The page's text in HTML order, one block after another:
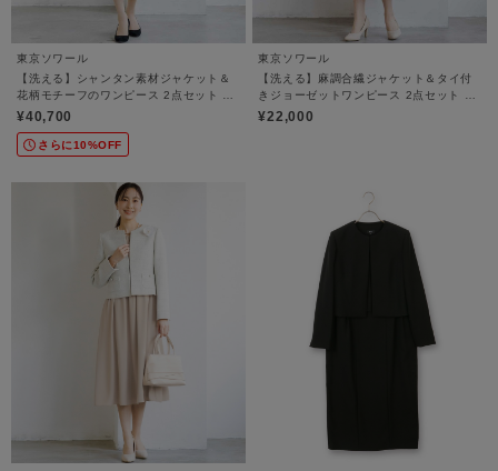
東京ソワール
【洗える】シャンタン素材ジャケット＆
花柄モチーフのワンピース 2点セット セ
レモニースーツ【結婚式・卒業式・入学
¥40,700
さらに10%OFF
東京ソワール
【洗える】麻調合繊ジャケット＆タイ付
きジョーゼットワンピース 2点セット セ
レモニースーツ【卒業式・入学式・学校
¥22,000